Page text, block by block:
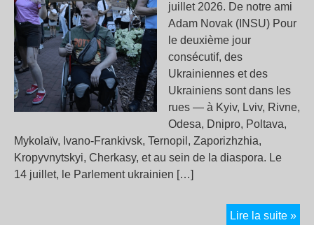
juillet 2026. De notre ami
Adam Novak (INSU) Pour
le deuxième jour
consécutif, des
Ukrainiennes et des
Ukrainiens sont dans les
rues — à Kyiv, Lviv, Rivne,
Odesa, Dnipro, Poltava,
Mykolaïv, Ivano-Frankivsk, Ternopil, Zaporizhzhia,
Kropyvnytskyi, Cherkasy, et au sein de la diaspora. Le
14 juillet, le Parlement ukrainien […]
Lire la suite »